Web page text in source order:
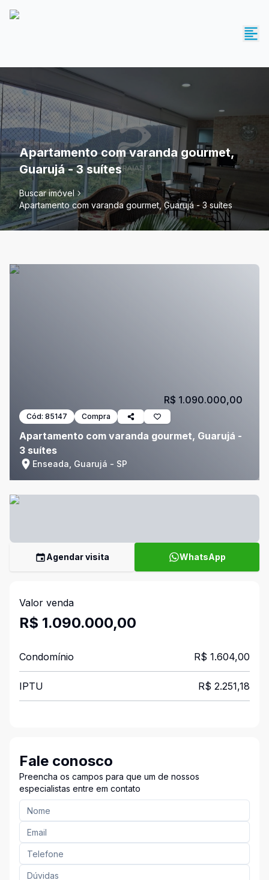
Apartamento com varanda gourmet,
Guarujá - 3 suítes
Buscar imóvel
Apartamento com varanda gourmet, Guarujá - 3 suítes
Cód: 85147 Compra
Apartamento com varanda gourmet, Guarujá -
3 suítes
Enseada, Guarujá - SP
R$ 1.090.000,00
Agendar visita WhatsApp
Valor venda
R$ 1.090.000,00
Condomínio R$ 1.604,00
IPTU R$ 2.251,18
Fale conosco
Preencha os campos para que um de nossos
especialistas entre em contato